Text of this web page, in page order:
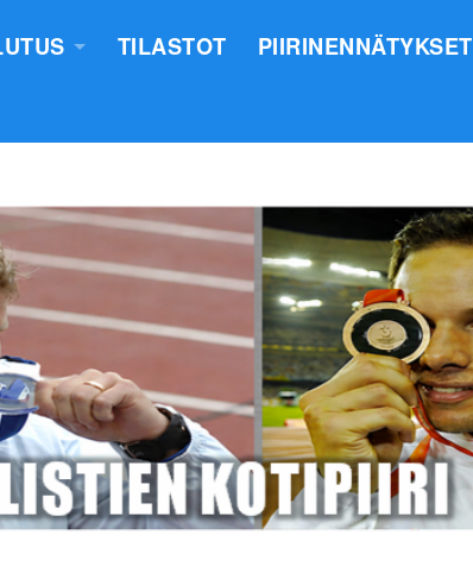
VALMENTAJATUTKINTO
TILASTOT PIIRINENNÄTYKSET